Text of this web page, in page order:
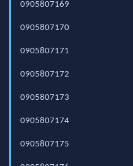
0905807169
0905807170
0905807171
0905807172
0905807173
0905807174
0905807175